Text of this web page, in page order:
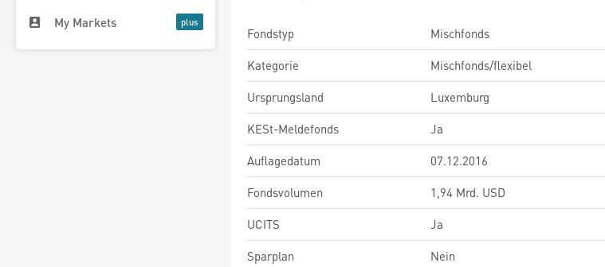
My Markets
Fondstyp
Mischfonds
Kategorie
Mischfonds/flexibel
Ursprungsland
Luxemburg
KESt-Meldefonds
Ja
Auflagedatum
07.12.2016
Fondsvolumen
1,94 Mrd. USD
UCITS
Ja
Sparplan
Nein